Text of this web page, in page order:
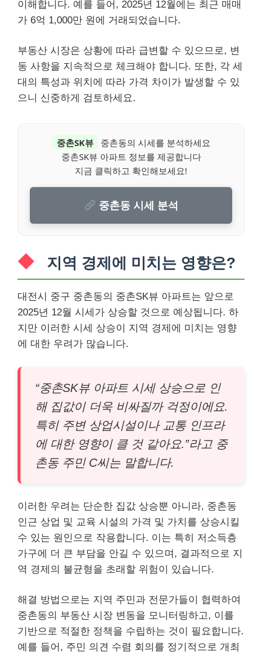
이해합니다. 예를 들어, 2025년 12월에는 최근 매매
가 6억 1,000만 원에 거래되었습니다.
부동산 시장은 상황에 따라 급변할 수 있으므로, 변
동 사항을 지속적으로 체크해야 합니다. 또한, 각 세
대의 특성과 위치에 따라 가격 차이가 발생할 수 있
으니 신중하게 검토하세요.
중촌SK뷰
중촌동의 시세를 분석하세요
중촌SK뷰 아파트 정보를 제공합니다
지금 클릭하고 확인해보세요!
중촌동 시세 분석
지역 경제에 미치는 영향은?
대전시 중구 중촌동의 중촌SK뷰 아파트는 앞으로
2025년 12월 시세가 상승할 것으로 예상됩니다. 하
지만 이러한 시세 상승이 지역 경제에 미치는 영향
에 대한 우려가 많습니다.
“중촌SK뷰 아파트 시세 상승으로 인
해 집값이 더욱 비싸질까 걱정이에요.
특히 주변 상업시설이나 교통 인프라
에 대한 영향이 클 것 같아요.”라고 중
촌동 주민 C씨는 말합니다.
이러한 우려는 단순한 집값 상승뿐 아니라, 중촌동
인근 상업 및 교육 시설의 가격 및 가치를 상승시킬
수 있는 원인으로 작용합니다. 이는 특히 저소득층
가구에 더 큰 부담을 안길 수 있으며, 결과적으로 지
역 경제의 불균형을 초래할 위험이 있습니다.
해결 방법으로는 지역 주민과 전문가들이 협력하여
중촌동의 부동산 시장 변동을 모니터링하고, 이를
기반으로 적절한 정책을 수립하는 것이 필요합니다.
예를 들어, 주민 의견 수렴 회의를 정기적으로 개최